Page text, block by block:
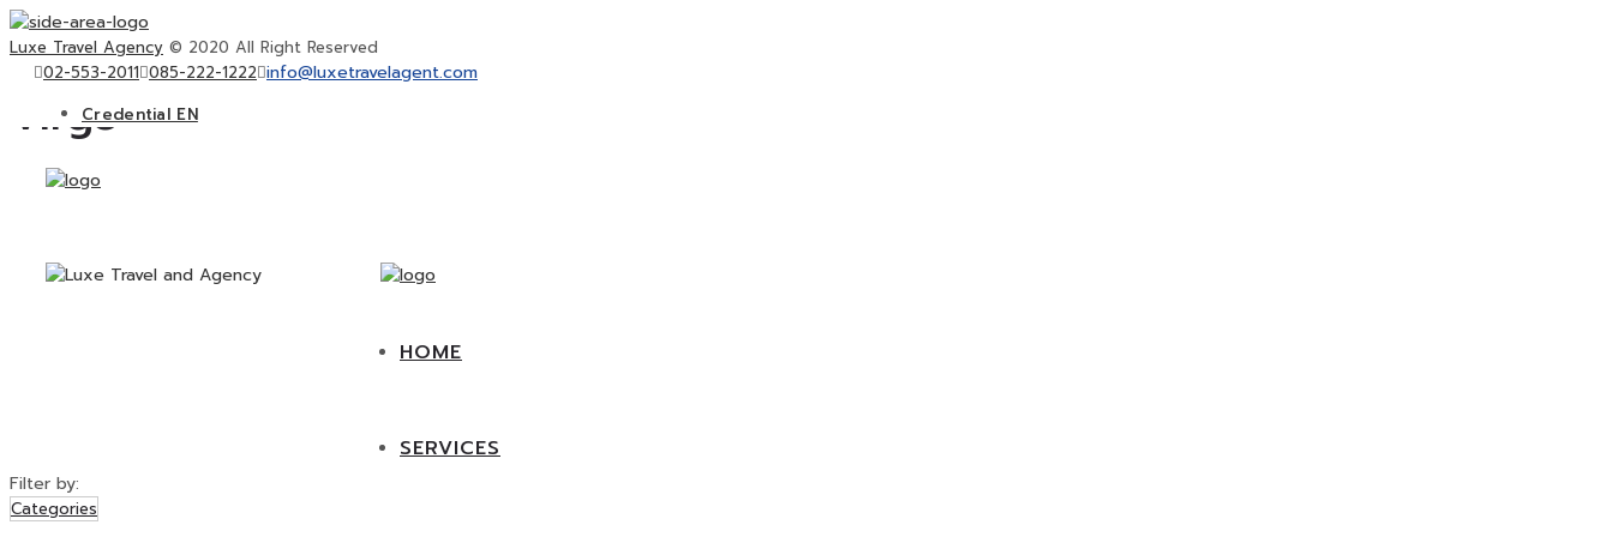
Luxe Travel Agency © 2020 All Right Reserved
02-553-2011 085-222-1222 info@luxetravelagent.com
Credential EN
HOME
SERVICES
CORPORATE GROUP and INCENTIVE
PRIVATE TOUR
TRAVEL
FOOD
Virgo
Filter by:
Categories